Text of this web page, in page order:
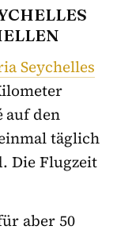
Seychelles
auf den
täglich
Die Flugzeit
aber 50